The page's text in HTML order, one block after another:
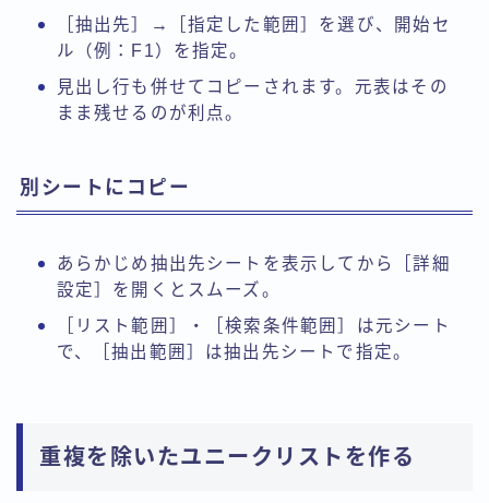
［抽出先］→［指定した範囲］を選び、開始セ
ル（例：F1）を指定。
見出し行も併せてコピーされます。元表はその
まま残せるのが利点。
別シートにコピー
あらかじめ抽出先シートを表示してから［詳細
設定］を開くとスムーズ。
［リスト範囲］・［検索条件範囲］は元シート
で、［抽出範囲］は抽出先シートで指定。
重複を除いたユニークリストを作る